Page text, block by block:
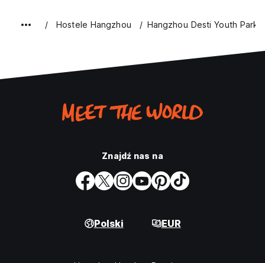
Hostele Hangzhou Hangzhou Desti Youth Park
Znajdź nas na
Polski EUR